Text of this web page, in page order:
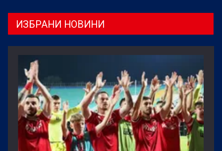
ИЗБРАНИ НОВИНИ